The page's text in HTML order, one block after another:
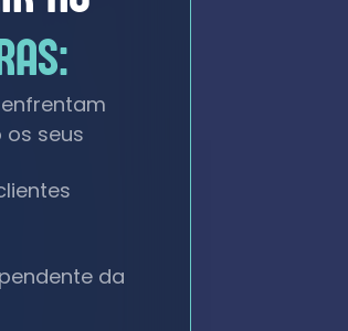
enfrentam
seus
da